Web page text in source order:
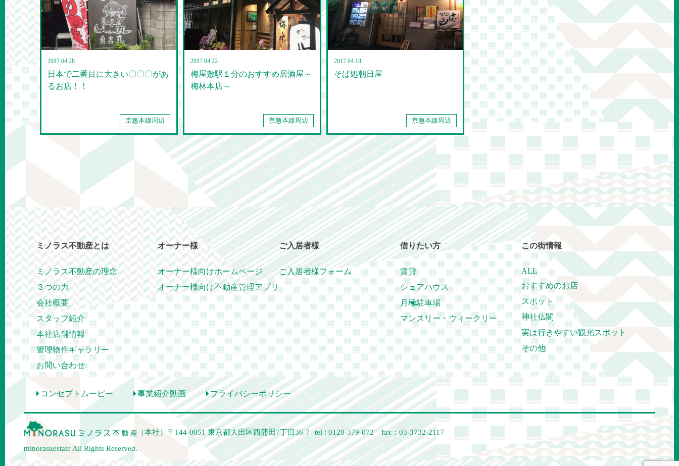
2017.04.28
日本で二番目に大きい〇〇〇があ
るお店！！
京急本線周辺
2017.04.22
梅屋敷駅１分のおすすめ居酒屋～
梅林本店～
京急本線周辺
2017.04.18
そば処朝日屋
京急本線周辺
ミノラス不動産とは
ミノラス不動産の理念
３つの力
会社概要
スタッフ紹介
本社店舗情報
管理物件ギャラリー
お問い合わせ
オーナー様
オーナー様向けホームページ
オーナー様向け不動産管理アプリ
ご入居者様
ご入居者様フォーム
借りたい方
賃貸
シェアハウス
月極駐車場
マンスリー・ウィークリー
この街情報
ALL
おすすめのお店
スポット
神社仏閣
実は行きやすい観光スポット
その他
コンセプトムービー 事業紹介動画 プライバシーポリシー
（本社） 〒144-0051東京都大田区西蒲田7丁目36-7 tel : 0120-379-072 fax：03-3732-2117
minorasuestate All Rights Reserved.